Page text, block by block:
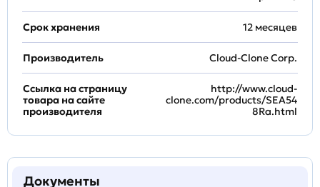
Срок хранения 12 месяцев
Производитель Cloud-Clone Corp.
Ссылка на страницу
товара на сайте
производителя
http://www.cloud-
clone.com/products/SEA54
8Ra.html
Документы